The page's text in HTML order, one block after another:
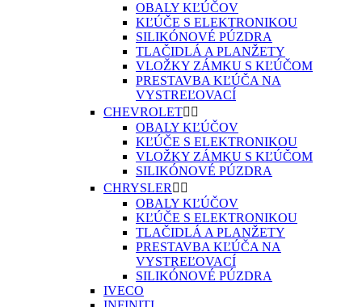
OBALY KĽÚČOV
KĽÚČE S ELEKTRONIKOU
SILIKÓNOVÉ PÚZDRA
TLAČIDLÁ A PLANŽETY
VLOŽKY ZÁMKU S KĽÚČOM
PRESTAVBA KĽÚČA NA
VYSTREĽOVACÍ
CHEVROLET 
OBALY KĽÚČOV
KĽÚČE S ELEKTRONIKOU
VLOŽKY ZÁMKU S KĽÚČOM
SILIKÓNOVÉ PÚZDRA
CHRYSLER  
OBALY KĽÚČOV
KĽÚČE S ELEKTRONIKOU
TLAČIDLÁ A PLANŽETY
PRESTAVBA KĽÚČA NA
VYSTREĽOVACÍ
SILIKÓNOVÉ PÚZDRA
IVECO